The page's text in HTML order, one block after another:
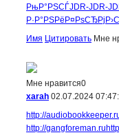
РњР°РЅСЃJDR-JDR-
Р·Р°РЅРёР¤РѕСЂРј
Имя Цитировать Мне
Мне нравится0
xarah 02.07.2024
http://
http://gangforeman.ru